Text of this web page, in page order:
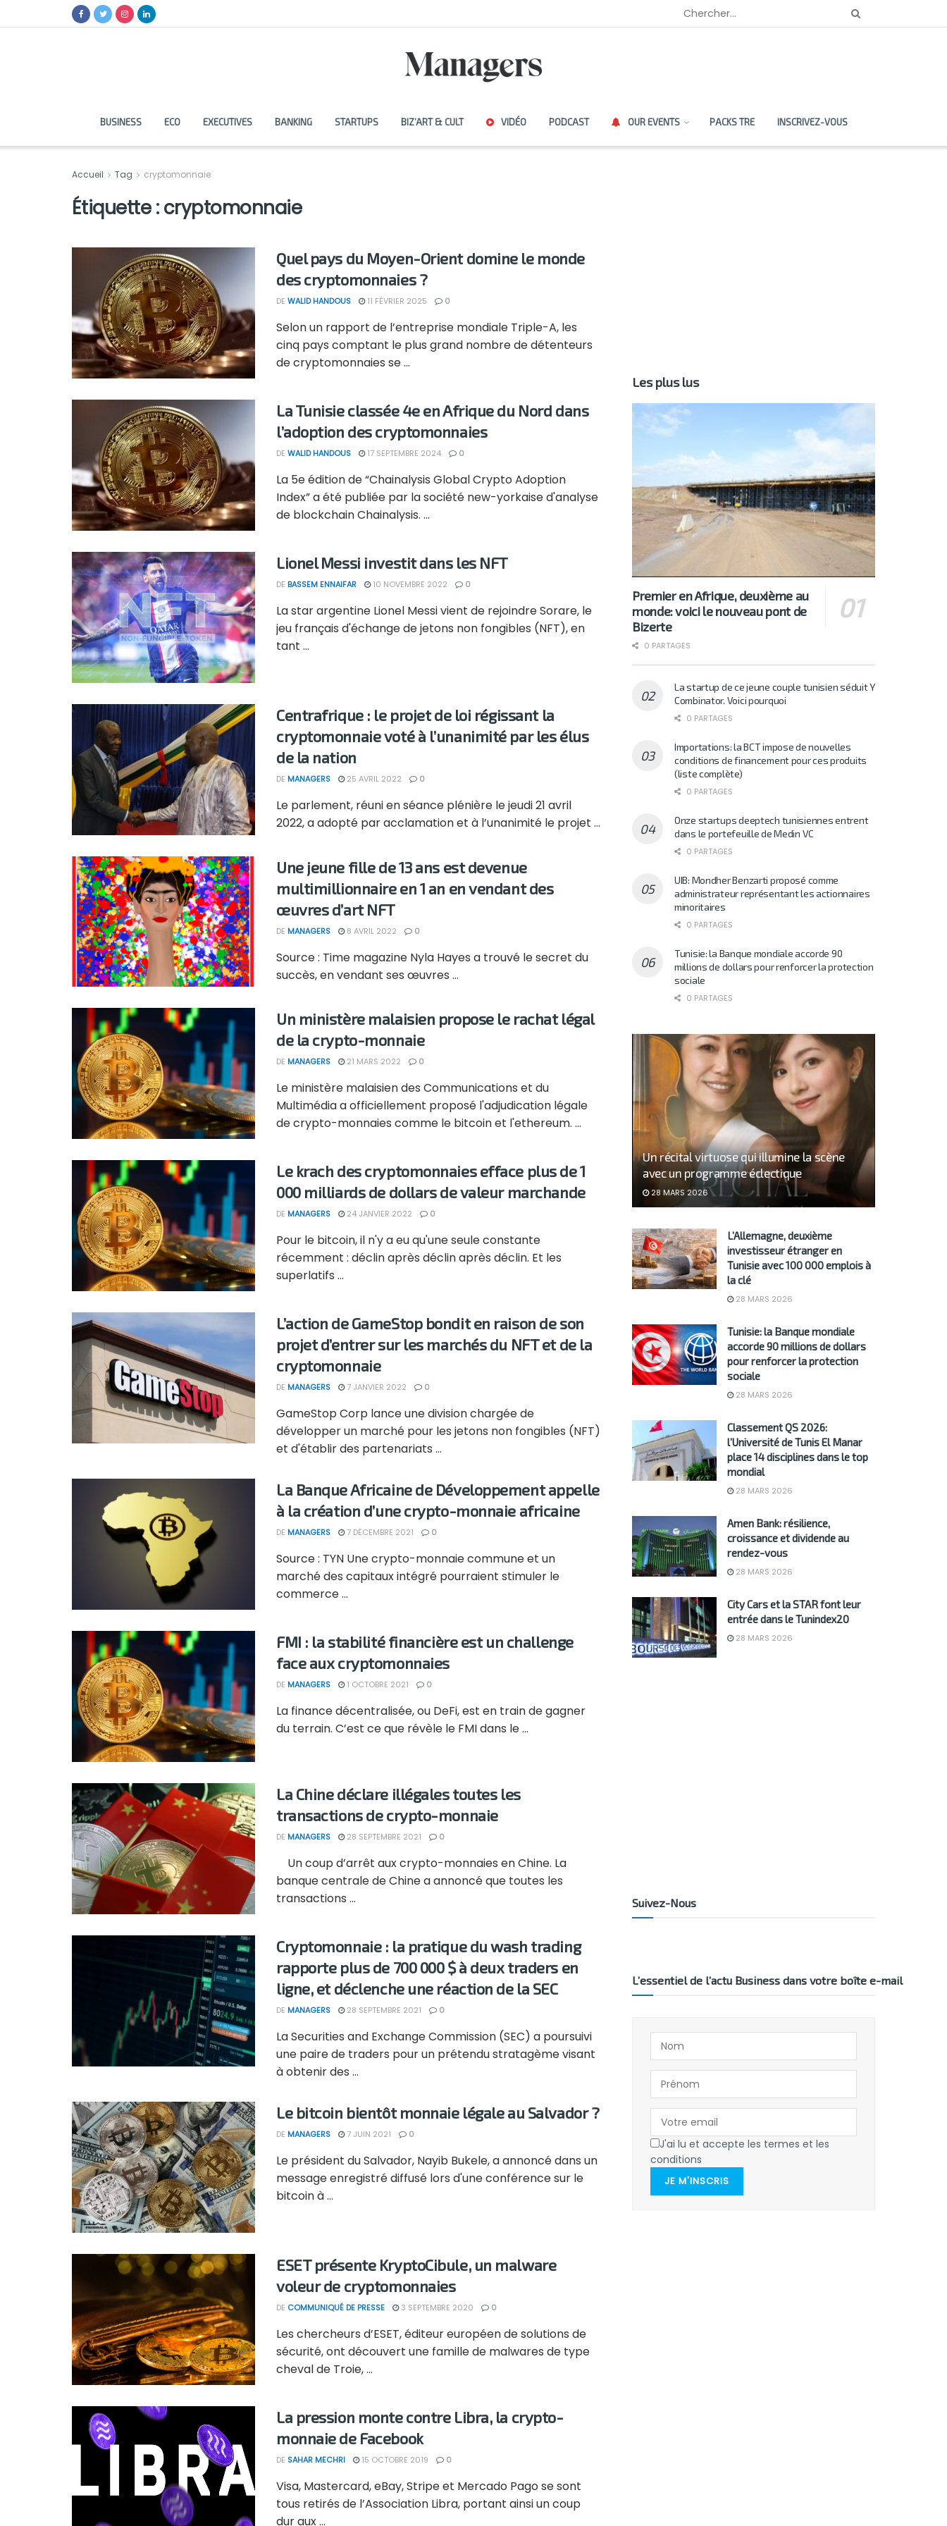
BUSINESS ECO EXECUTIVES BANKING STARTUPS BIZ’ART & CULT VIDÉO PODCAST OUR EVENTS PACKS TRE INSCRIVEZ-VOUS
Accueil Tag cryptomonnaie
Étiquette :cryptomonnaie
Quel pays du Moyen-Orient domine le monde
des cryptomonnaies ?
DE WALID HANDOUS 11 FÉVRIER 2025 0
Selon un rapport de l’entreprise mondiale Triple-A, les
cinq pays comptant le plus grand nombre de détenteurs
de cryptomonnaies se ...
La Tunisie classée 4e en Afrique du Nord dans
l’adoption des cryptomonnaies
DE WALID HANDOUS 17 SEPTEMBRE 2024 0
La 5e édition de “Chainalysis Global Crypto Adoption
Index” a été publiée par la société new-yorkaise d'analyse
de blockchain Chainalysis. ...
Lionel Messi investit dans les NFT
DE BASSEM ENNAIFAR 10 NOVEMBRE 2022 0
La star argentine Lionel Messi vient de rejoindre Sorare, le
jeu français d'échange de jetons non fongibles (NFT), en
tant ...
Centrafrique : le projet de loi régissant la
cryptomonnaie voté à l’unanimité par les élus
de la nation
DE MANAGERS 25 AVRIL 2022 0
Le parlement, réuni en séance plénière le jeudi 21 avril
2022, a adopté par acclamation et à l’unanimité le projet ...
Une jeune fille de 13 ans est devenue
multimillionnaire en 1 an en vendant des
œuvres d’art NFT
DE MANAGERS 8 AVRIL 2022 0
Source : Time magazine Nyla Hayes a trouvé le secret du
succès, en vendant ses œuvres ...
Un ministère malaisien propose le rachat légal
de la crypto-monnaie
DE MANAGERS 21 MARS 2022 0
Le ministère malaisien des Communications et du
Multimédia a officiellement proposé l'adjudication légale
de crypto-monnaies comme le bitcoin et l'ethereum. ...
Le krach des cryptomonnaies efface plus de 1
000 milliards de dollars de valeur marchande
DE MANAGERS 24 JANVIER 2022 0
Pour le bitcoin, il n'y a eu qu'une seule constante
récemment : déclin après déclin après déclin. Et les
superlatifs ...
L’action de GameStop bondit en raison de son
projet d’entrer sur les marchés du NFT et de la
cryptomonnaie
DE MANAGERS 7 JANVIER 2022 0
GameStop Corp lance une division chargée de
développer un marché pour les jetons non fongibles (NFT)
et d'établir des partenariats ...
La Banque Africaine de Développement appelle
à la création d’une crypto-monnaie africaine
DE MANAGERS 7 DÉCEMBRE 2021 0
Source : TYN Une crypto-monnaie commune et un
marché des capitaux intégré pourraient stimuler le
commerce ...
FMI : la stabilité financière est un challenge
face aux cryptomonnaies
DE MANAGERS 1 OCTOBRE 2021 0
La finance décentralisée, ou DeFi, est en train de gagner
du terrain. C’est ce que révèle le FMI dans le ...
La Chine déclare illégales toutes les
transactions de crypto-monnaie
DE MANAGERS 28 SEPTEMBRE 2021 0
Un coup d’arrêt aux crypto-monnaies en Chine. La
banque centrale de Chine a annoncé que toutes les
transactions ...
Cryptomonnaie : la pratique du wash trading
rapporte plus de 700 000 $ à deux traders en
ligne, et déclenche une réaction de la SEC
DE MANAGERS 28 SEPTEMBRE 2021 0
La Securities and Exchange Commission (SEC) a poursuivi
une paire de traders pour un prétendu stratagème visant
à obtenir des ...
Le bitcoin bientôt monnaie légale au Salvador ?
DE MANAGERS 7 JUIN 2021 0
Le président du Salvador, Nayib Bukele, a annoncé dans un
message enregistré diffusé lors d'une conférence sur le
bitcoin à ...
ESET présente KryptoCibule, un malware
voleur de cryptomonnaies
DE COMMUNIQUÉ DE PRESSE 3 SEPTEMBRE 2020 0
Les chercheurs d’ESET, éditeur européen de solutions de
sécurité, ont découvert une famille de malwares de type
cheval de Troie, ...
La pression monte contre Libra, la crypto-
monnaie de Facebook
DE SAHAR MECHRI 15 OCTOBRE 2019 0
Visa, Mastercard, eBay, Stripe et Mercado Pago se sont
tous retirés de l’Association Libra, portant ainsi un coup
dur aux ...
Les plus lus
Premier en Afrique, deuxième au
monde: voici le nouveau pont de
Bizerte
0 PARTAGES
La startup de ce jeune couple tunisien séduit Y
Combinator. Voici pourquoi
0 PARTAGES
Importations: la BCT impose de nouvelles
conditions de financement pour ces produits
(liste complète)
0 PARTAGES
Onze startups deeptech tunisiennes entrent
dans le portefeuille de Medin VC
0 PARTAGES
UIB: Mondher Benzarti proposé comme
administrateur représentant les actionnaires
minoritaires
0 PARTAGES
Tunisie: la Banque mondiale accorde 90
millions de dollars pour renforcer la protection
sociale
0 PARTAGES
Un récital virtuose qui illumine la scène
avec un programme éclectique
28 MARS 2026
L’Allemagne, deuxième
investisseur étranger en
Tunisie avec 100 000 emplois à
la clé
28 MARS 2026
Tunisie: la Banque mondiale
accorde 90 millions de dollars
pour renforcer la protection
sociale
28 MARS 2026
Classement QS 2026:
l’Université de Tunis El Manar
place 14 disciplines dans le top
mondial
28 MARS 2026
Amen Bank: résilience,
croissance et dividende au
rendez-vous
28 MARS 2026
City Cars et la STAR font leur
entrée dans le Tunindex20
28 MARS 2026
Suivez-Nous
L’essentiel de l’actu Business dans votre boîte e-mail
J'ai lu et accepte les termes et les
conditions
JE M'INSCRIS